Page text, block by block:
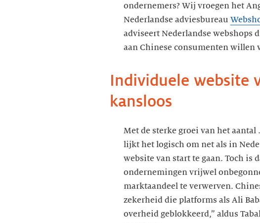
ondernemers? Wij vroegen het
Nederlandse adviesbureau
adviseert Nederlandse webshops
aan Chinese consumenten willen
Individuele website
kansloos
Met de sterke groei van het
lijkt het logisch om net als in
website van start te gaan. Toch is
ondernemingen vrijwel
marktaandeel te verwerven.
zekerheid die platforms als Ali
overheid geblokkeerd,” aldus